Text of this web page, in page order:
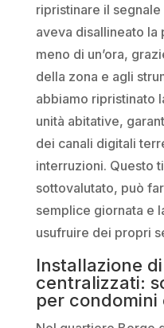
ripristinare il
aveva disallineato la
meno di un’ora,
della zona e agli
abbiamo ripristinato
unità abitative,
dei canali digitali
interruzioni. Questo
sottovalutato, può
semplice giornata e
usufruire dei propri
Installazione
centralizzati:
per condomini